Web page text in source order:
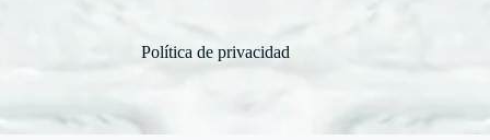
Política de privacidad